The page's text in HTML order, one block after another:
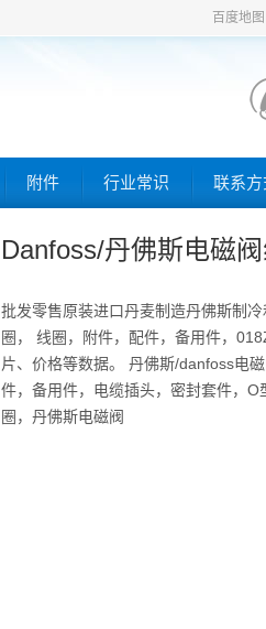
百度地图
附件 行业常识 联系方
Danfoss/丹佛斯电磁
批发零售原装进口丹麦制造丹佛斯制
圈， 线圈，附件，配件，备用件，
片、价格等数据。 丹佛斯/danfoss电
件，备用件，电缆插头，密封套件，
圈，丹佛斯电磁阀